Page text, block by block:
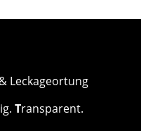
Leckageortung
Transparent.